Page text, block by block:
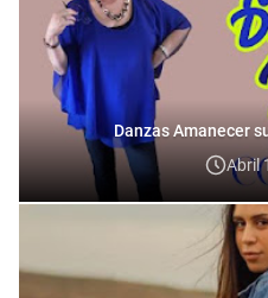
Danzas Amanecer
Abril